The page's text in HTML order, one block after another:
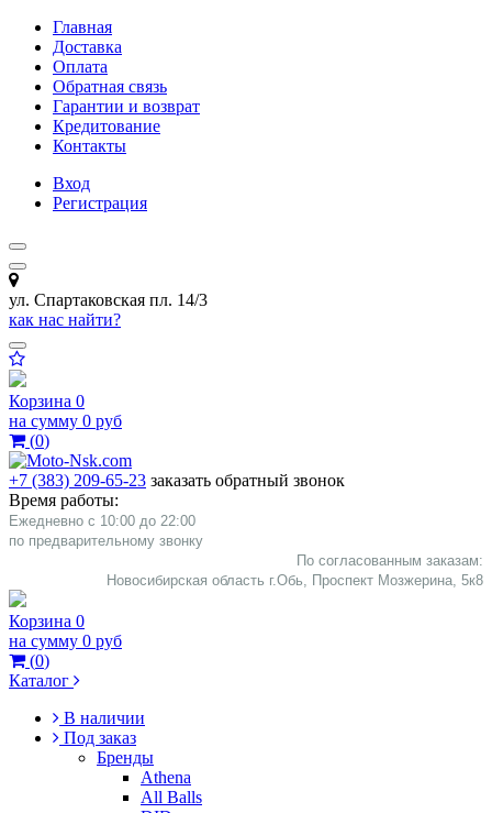
Главная
Доставка
Оплата
Обратная связь
Гарантии и возврат
Кредитование
Контакты
Вход
Регистрация
ул. Спартаковская пл. 14/3
как нас найти?
Корзина 0
на сумму 0 руб
(0)
+7 (383) 209-65-23 заказать обратный звонок
Время работы:
Ежедневно с 10:00 до 22:00
​по предварительному звонку
По согласованным заказам:
Новосибирская область г.Обь, Проспект Мозжерина, 5к8​
Корзина 0
на сумму 0 руб
(0)
Каталог
В наличии
Под заказ
Бренды
Athena
All Balls